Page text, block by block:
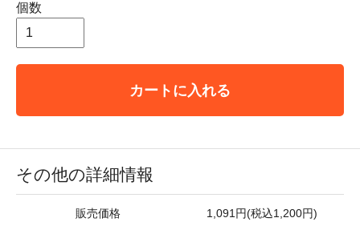
個数
カートに入れる
その他の詳細情報
販売価格 1,091円(税込1,200円)